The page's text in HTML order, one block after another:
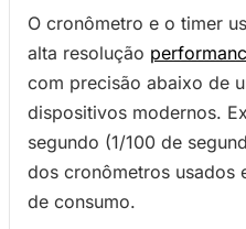
O cronômetro e o timer
alta resolução
com precisão abaixo de
dispositivos modernos.
segundo (1/100 de
dos cronômetros usados
de consumo.